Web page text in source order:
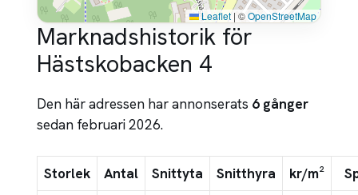
Leaflet | ©OpenStreetMap
Marknadshistorik för
Hästskobacken 4
Den här adressen har annonserats 6 gånger
sedan februari 2026.
Storlek Antal Snittyta Snitthyra kr/m²